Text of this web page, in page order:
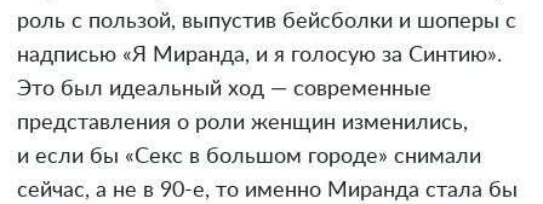
роль с пользой, выпустив бейсболки и шоперы с
надписью «Я Миранда, и я голосую за Синтию».
Это был идеальный ход — современные
представления о роли женщин изменились,
и если бы «Секс в большом городе» снимали
сейчас, а не в 90-е, то именно Миранда стала бы